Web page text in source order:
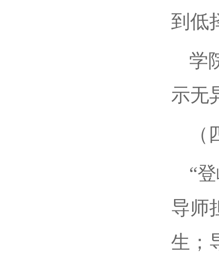
到低
学
示无
“
导师
生；